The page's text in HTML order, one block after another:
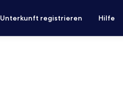
Unterkunft registrieren Hilfe